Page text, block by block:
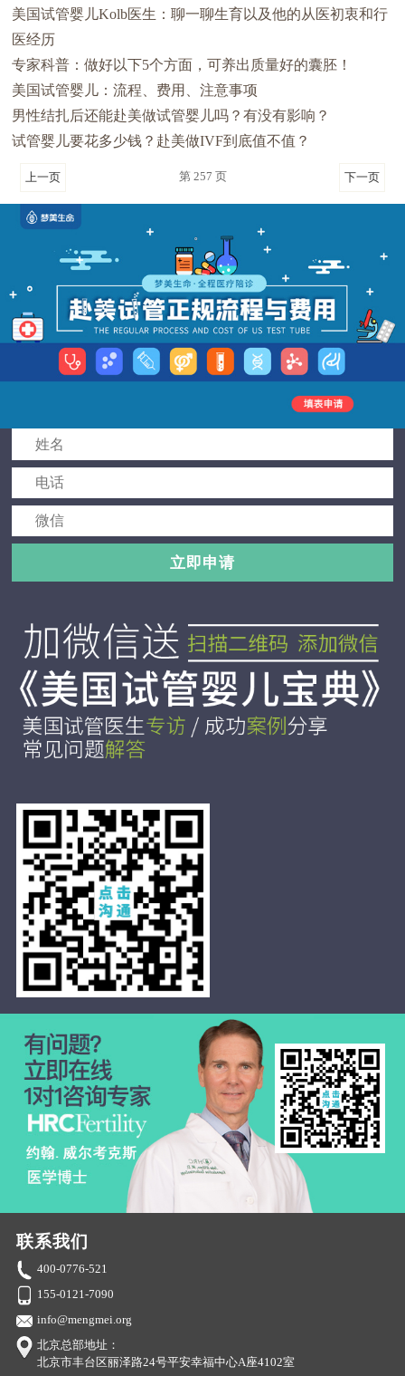
美国试管婴儿Kolb医生：聊一聊生育以及他的从医初衷和行
医经历
专家科普：做好以下5个方面，可养出质量好的囊胚！
美国试管婴儿：流程、费用、注意事项
男性结扎后还能赴美做试管婴儿吗？有没有影响？
试管婴儿要花多少钱？赴美做IVF到底值不值？
上一页 第 257 页 下一页
立即申请
联系我们
400-0776-521
155-0121-7090
info@mengmei.org
北京总部地址：
北京市丰台区丽泽路24号平安幸福中心A座4102室